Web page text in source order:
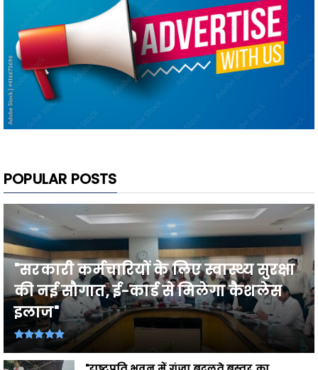
POPULAR POSTS
"सरकारी कर्मचारियों के लिए स्वास्थ्य सुरक्षा
की नई सौगात, ई-कार्ड से मिलेगा कैशलेस
इलाज"